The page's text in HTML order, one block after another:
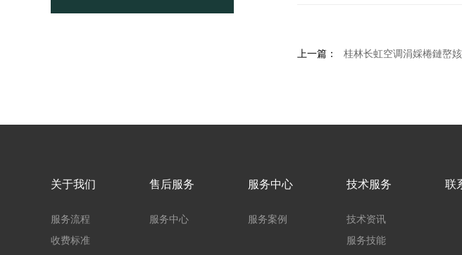
上一篇： 桂林长虹空调涓婇棬鏈嶅姟濡備綍鏀惰垂浠锋
关于我们
服务流程
收费标准
售后服务
服务中心
服务中心
服务案例
技术服务
技术资讯
服务技能
联